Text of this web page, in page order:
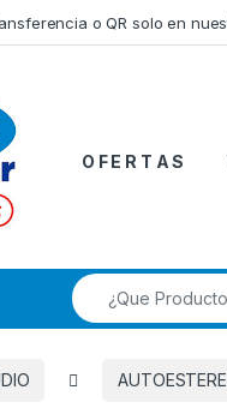
o QR solo en
O F E R T A S
Búsqueda de: